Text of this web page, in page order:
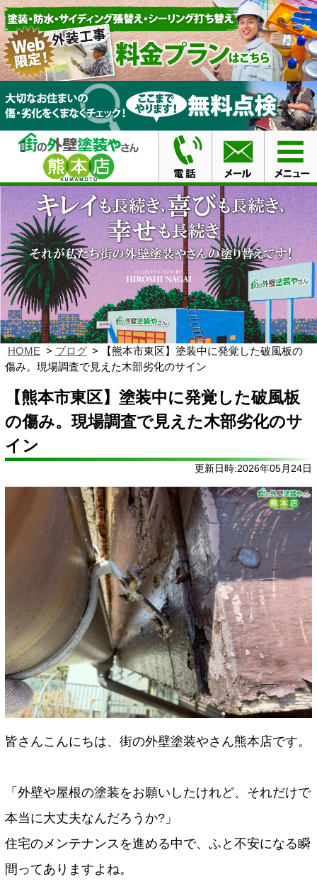
HOME ブログ
【熊本市東区】塗装中に発覚した破風板の
傷み。現場調査で見えた木部劣化のサイン
【熊本市東区】塗装中に発覚した破風板
の傷み。現場調査で見えた木部劣化のサ
イン
更新日時:2026年05月24日
皆さんこんにちは、街の外壁塗装やさん熊本店です。
「外壁や屋根の塗装をお願いしたけれど、それだけで
本当に大丈夫なんだろうか?」
住宅のメンテナンスを進める中で、ふと不安になる瞬
間ってありますよね。